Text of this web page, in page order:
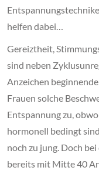
helfen dabei…
Gereiztheit,
sind neben
Anzeichen
Frauen solche
Entspannung zu,
hormonell bedingt
noch zu jung. Doch
bereits mit Mitte 40